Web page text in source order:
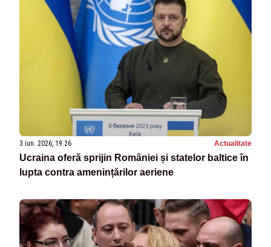
3 iun. 2026, 19:26 Actualitate
Ucraina oferă sprijin României și statelor baltice în
lupta contra amenințărilor aeriene